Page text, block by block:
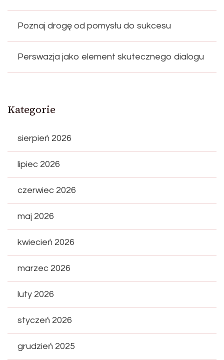
Poznaj drogę od pomysłu do sukcesu
Perswazja jako element skutecznego dialogu
Kategorie
sierpień 2026
lipiec 2026
czerwiec 2026
maj 2026
kwiecień 2026
marzec 2026
luty 2026
styczeń 2026
grudzień 2025